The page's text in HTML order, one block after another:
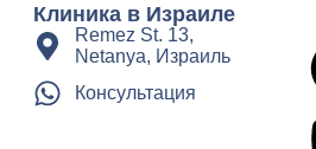
Клиника в Израиле
Remez St. 13,
Netanya, Израиль
Консультация